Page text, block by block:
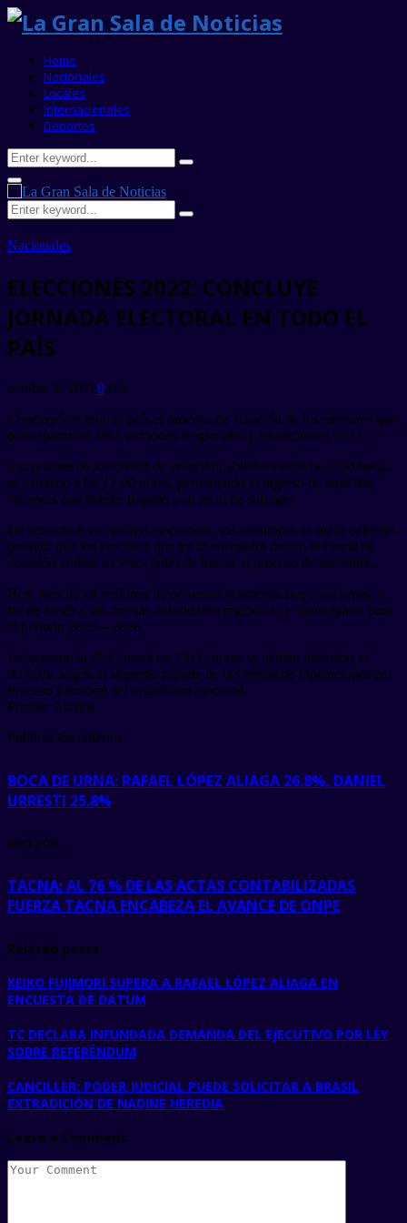
Home
Nacionales
Locales
Internacionales
Deportes
Search
for:
Search
Primary
Menu
Search
for:
Search
Nacionales
ELECCIONES 2022: CONCLUYE
JORNADA ELECTORAL EN TODO EL
PAÍS
octubre 2, 20220315
Concluyó en todo el país el proceso de votación de los electores que
participaron en las Elecciones Regionales y Municipales 2022.
Las puertas de los centro de votación, abiertas desde las 7:00 horas,
se cerraron a las 17:00 horas, permitiendo el ingreso de aquellos
electores que habían llegado a su local de sufragio.
De acuerdo a las normas electorales, los miembros de mesa deberán
permitir que los electores que ya se encuentra dentro del local de
votación emitan su voto, antes de iniciar el proceso de escrutinio.
Hoy, más de 24 millones de peruanos acudieron hoy a las urnas, a
fin de elegir a sus nuevas autoridades regionales y municipales para
el periodo 2023 – 2026.
De acuerdo al JNE, hasta las 12:55 horas se habían instalado el
99,85%, según el segundo reporte de la Central de Operaciones del
Proceso Electoral del organismo electoral.
Fuente: Andina
Publicación anterior
BOCA DE URNA: RAFAEL LÓPEZ ALIAGA 26.8%, DANIEL
URRESTI 25.8%
next post
TACNA: AL 76 % DE LAS ACTAS CONTABILIZADAS
FUERZA TACNA ENCABEZA EL AVANCE DE ONPE
Related posts
KEIKO FUJIMORI SUPERA A RAFAEL LÓPEZ ALIAGA EN
ENCUESTA DE DATUM
TC DECLARA INFUNDADA DEMANDA DEL EJECUTIVO POR LEY
SOBRE REFERÉNDUM
CANCILLER: PODER JUDICIAL PUEDE SOLICITAR A BRASIL
EXTRADICIÓN DE NADINE HEREDIA
Leave a Comment